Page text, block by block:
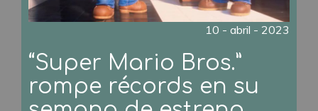
10 - abril - 2023
“Super Mario Bros.”
rompe récords en su